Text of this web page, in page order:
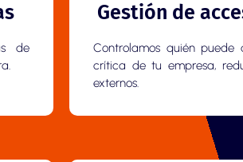
de
Gestión de
Controlamos quién
crítica de tu empresa,
externos.